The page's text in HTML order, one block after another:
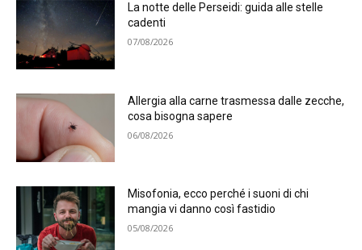
La notte delle Perseidi: guida alle stelle
cadenti
07/08/2026
Allergia alla carne trasmessa dalle zecche,
cosa bisogna sapere
06/08/2026
Misofonia, ecco perché i suoni di chi
mangia vi danno così fastidio
05/08/2026